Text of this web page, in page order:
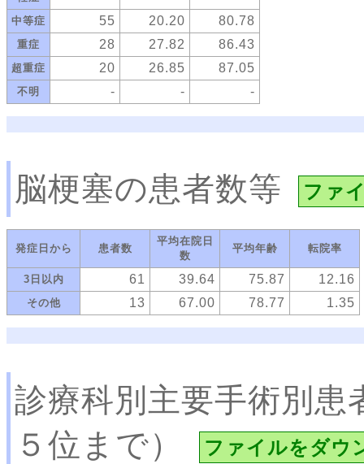
中等症 55 20.20 80.78
重症 28 27.82 86.43
超重症 20 26.85 87.05
不明 - - -
脳梗塞の患者数等 ファ
発症日から 患者数
平均在院日
数
平均年齢 転院率
3日以内 61 39.64 75.87 12.16
その他 13 67.00 78.77 1.35
診療科別主要手術別患
５位まで）
ファイルをダウ